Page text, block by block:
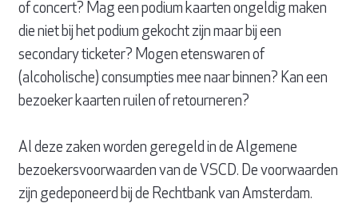
of concert? Mag een podium kaarten ongeldig maken
die niet bij het podium gekocht zijn maar bij een
secondary ticketer? Mogen etenswaren of
(alcoholische) consumpties mee naar binnen? Kan een
bezoeker kaarten ruilen of retourneren?
Al deze zaken worden geregeld in de Algemene
bezoekersvoorwaarden van de VSCD. De voorwaarden
zijn gedeponeerd bij de Rechtbank van Amsterdam.